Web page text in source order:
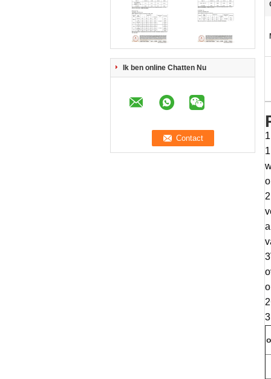
Ik ben online Chatten Nu